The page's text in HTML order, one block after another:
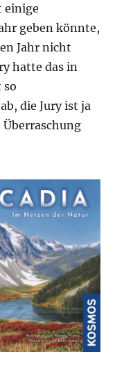
einige
geben könnte,
Jahr nicht
hatte das in
so
die Jury ist ja